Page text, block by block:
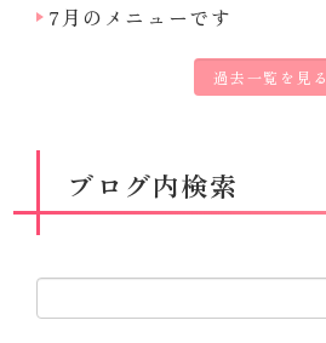
7月のメニューです
過去一覧を見る
ブログ内検索